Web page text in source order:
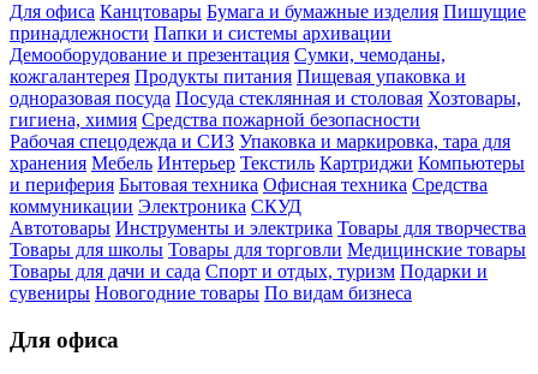
Для офиса Канцтовары Бумага и бумажные изделия Пишущие
принадлежности Папки и системы архивации
Демооборудование и презентация Сумки, чемоданы,
кожгалантерея Продукты питания Пищевая упаковка и
одноразовая посуда Посуда стеклянная и столовая Хозтовары,
гигиена, химия Средства пожарной безопасности
Рабочая спецодежда и СИЗ Упаковка и маркировка, тара для
хранения Мебель Интерьер Текстиль Картриджи Компьютеры
и периферия Бытовая техника Офисная техника Средства
коммуникации Электроника СКУД
Автотовары Инструменты и электрика Товары для творчества
Товары для школы Товары для торговли Медицинские товары
Товары для дачи и сада Спорт и отдых, туризм Подарки и
сувениры Новогодние товары По видам бизнеса
Для офиса